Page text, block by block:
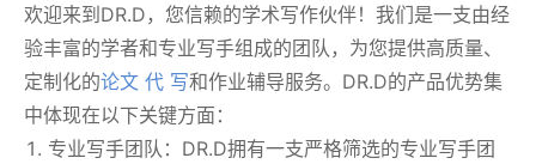
欢迎来到DR.D，您信赖的学术写作伙伴！我们是一支由经
验丰富的学者和专业写手组成的团队，为您提供高质量、
定制化的论文 代 写和作业辅导服务。DR.D的产品优势集
中体现在以下关键方面：
专业写手团队：DR.D拥有一支严格筛选的专业写手团